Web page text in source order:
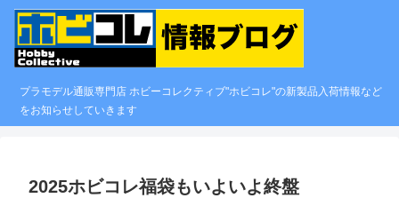
プラモデル通販専門店 ホビーコレクティブ"ホビコレ"の新製品入荷情報など
をお知らせしていきます
2025ホビコレ福袋もいよいよ終盤